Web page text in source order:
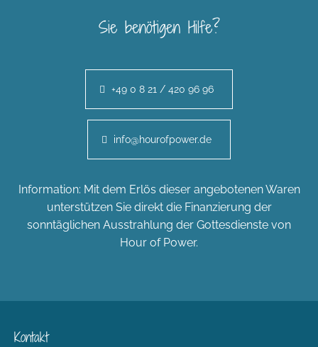
Sie benötigen Hilfe?
+49 0 8 21 / 420 96 96
info@hourofpower.de
Information: Mit dem Erlös dieser angebotenen Waren
unterstützen Sie direkt die Finanzierung der
sonntäglichen Ausstrahlung der Gottesdienste von
Hour of Power.
Kontakt